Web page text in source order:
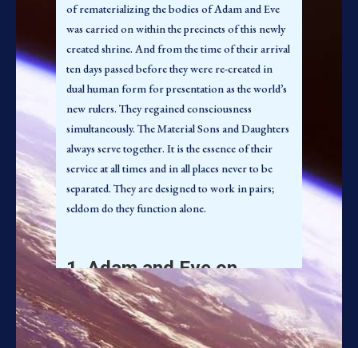
74:1.3 (828.4) Quando foi emitida a proclamação
convocando voluntários para a missão da
aventura adâmica em Urântia, o corpo sênior
inteiro dos Filhos e Filhas Materiais se
voluntariou. Os Melquisedeques examinadores,
com a aprovação de Lanaforge e dos Altíssimos
de Edêntia, finalmente selecionaram o Adão
e a Eva que posteriormente vieram a funcionar
como os elevadores biológicos de Urântia.
74:1.4 (828.5) Adão e Eva tinham permanecido
do Sistema e o gabinete inteiro dele para exame e
instrução. Os detalhes dos assuntos de Urântia
foram plenamente apresentados; eles foram
exaustivamente instruídos quanto aos planos a
serem seguidos ao aceitar as responsabilidades de
of rematerializing the bodies of Adam and Eve
was carried on within the precincts of this newly
created shrine. And from the time of their arrival
ten days passed before they were re-created in
dual human form for presentation as the world’s
new rulers. They regained consciousness
simultaneously. The Material Sons and Daughters
always serve together. It is the essence of their
service at all times and in all places never to be
separated. They are designed to work in pairs;
seldom do they function alone.
1. Adam and Eve on
Jerusem